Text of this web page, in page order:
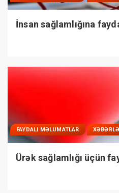
İnsan sağlamlığına
FAYDALI MƏLUMATLAR
Ürək sağlamlığı üçün